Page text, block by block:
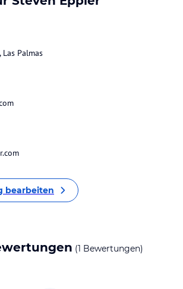
Palmas
bearbeiten
(1 Bewertungen)